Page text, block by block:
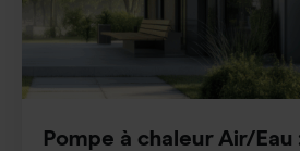
Pompe à chaleur Air/Eau